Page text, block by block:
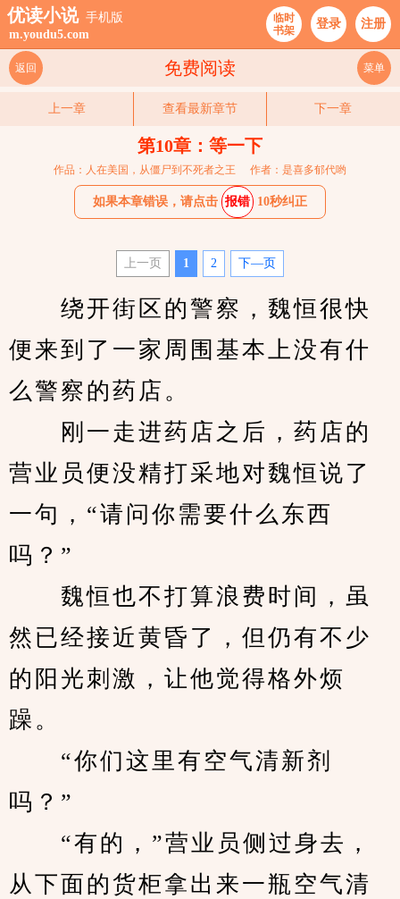
优读小说 手机版
m.youdu5.com
临时
书架
登录 注册
免费阅读
返回 菜单
上一章 查看最新章节 下一章
第10章：等一下
作品：人在美国，从僵尸到不死者之王 作者：是喜多郁代哟
如果本章错误，请点击 报错 10秒纠正
上一页 1 2 下—页
绕开街区的警察，魏恒很快
便来到了一家周围基本上没有什
么警察的药店。
刚一走进药店之后，药店的
营业员便没精打采地对魏恒说了
一句，“请问你需要什么东西
吗？”
魏恒也不打算浪费时间，虽
然已经接近黄昏了，但仍有不少
的阳光刺激，让他觉得格外烦
躁。
“你们这里有空气清新剂
吗？”
“有的，”营业员侧过身去，
从下面的货柜拿出来一瓶空气清